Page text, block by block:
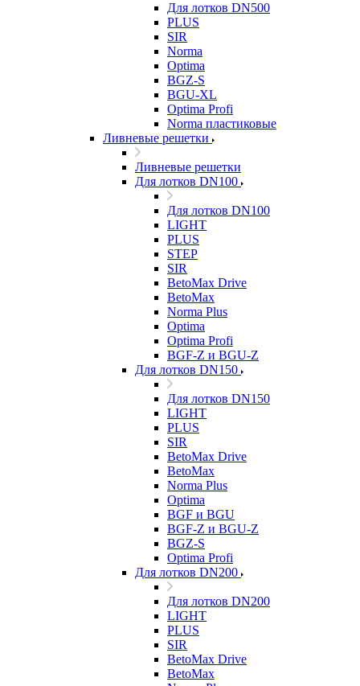
Для лотков DN500
PLUS
SIR
Norma
Optima
BGZ-S
BGU-XL
Optima Profi
Norma пластиковые
Ливневые решетки
Ливневые решетки
Для лотков DN100
Для лотков DN100
LIGHT
PLUS
STEP
SIR
BetoMax Drive
BetoMax
Norma Plus
Optima
Optima Profi
BGF-Z и BGU-Z
Для лотков DN150
Для лотков DN150
LIGHT
PLUS
SIR
BetoMax Drive
BetoMax
Norma Plus
Optima
BGF и BGU
BGF-Z и BGU-Z
BGZ-S
Optima Profi
Для лотков DN200
Для лотков DN200
LIGHT
PLUS
SIR
BetoMax Drive
BetoMax